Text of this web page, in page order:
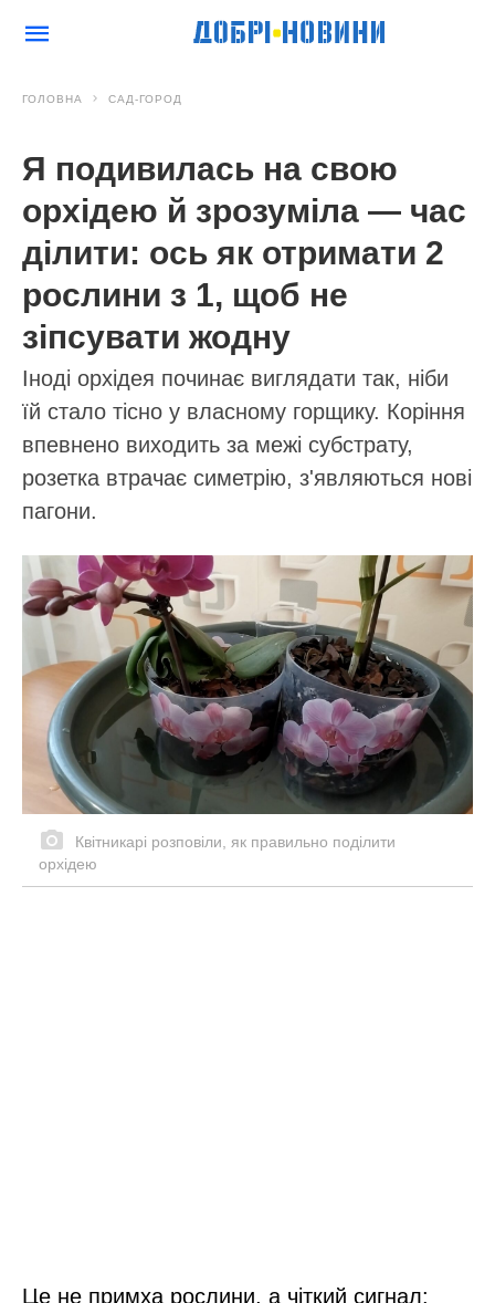
ГОЛОВНА САД-ГОРОД
Я подивилась на свою
орхідею й зрозуміла — час
ділити: ось як отримати 2
рослини з 1, щоб не
зіпсувати жодну
Іноді орхідея починає виглядати так, ніби
їй стало тісно у власному горщику. Коріння
впевнено виходить за межі субстрату,
розетка втрачає симетрію, з'являються нові
пагони.
Квітникарі розповіли, як правильно поділити
орхідею
Це не примха рослини, а чіткий сигнал: